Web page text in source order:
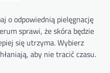
o odpowiednią pielęgnację
sprawi, że skóra będzie
się utrzyma. Wybierz
aby nie tracić czasu.